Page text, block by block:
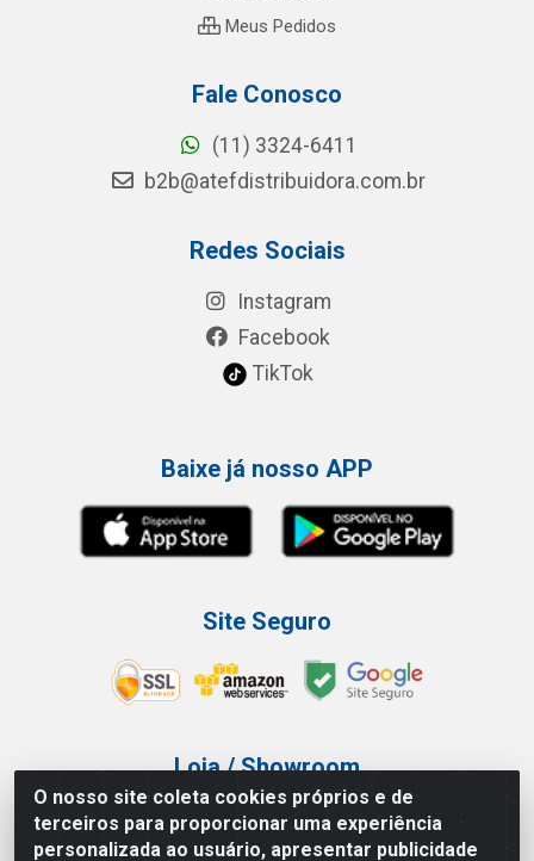
O nosso site coleta cookies próprios e de
terceiros para proporcionar uma experiência
personalizada ao usuário, apresentar publicidade
Meus Pedidos
Fale Conosco
(11) 3324-6411
b2b@atefdistribuidora.com.br
Redes Sociais
Instagram
Facebook
TikTok
Baixe já nosso APP
Site Seguro
Loja / Showroom
Tel.: (11) 3227-0546
Av Vautier, 587/597 - Pari - São Paulo/SP